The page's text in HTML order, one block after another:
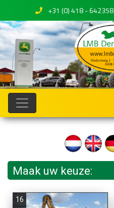
+31 (0) 418 - 642358
Maak uw keuze:
16